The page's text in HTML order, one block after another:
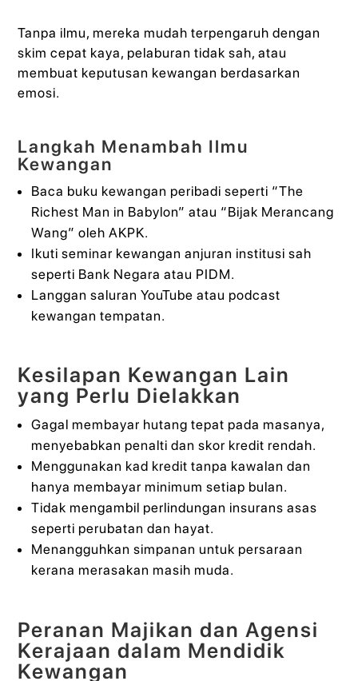
Tanpa ilmu, mereka mudah terpengaruh dengan
skim cepat kaya, pelaburan tidak sah, atau
membuat keputusan kewangan berdasarkan
emosi.
Langkah Menambah Ilmu
Kewangan
Baca buku kewangan peribadi seperti “The
Richest Man in Babylon” atau “Bijak Merancang
Wang” oleh AKPK.
Ikuti seminar kewangan anjuran institusi sah
seperti Bank Negara atau PIDM.
Langgan saluran YouTube atau podcast
kewangan tempatan.
Kesilapan Kewangan Lain
yang Perlu Dielakkan
Gagal membayar hutang tepat pada masanya,
menyebabkan penalti dan skor kredit rendah.
Menggunakan kad kredit tanpa kawalan dan
hanya membayar minimum setiap bulan.
Tidak mengambil perlindungan insurans asas
seperti perubatan dan hayat.
Menangguhkan simpanan untuk persaraan
kerana merasakan masih muda.
Peranan Majikan dan Agensi
Kerajaan dalam Mendidik
Kewangan